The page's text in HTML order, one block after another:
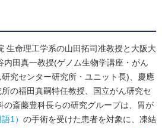
生命理工学系の山田拓司准教授と大阪大
内田真一教授(ゲノム生物学講座・がん
究センター研究所・ユニット長)、慶應
の福田真嗣特任教授、国立がん研究セ
の斎藤豊科長らの研究グループは、胃が
語1） の手術を受けた患者を対象に、凍結